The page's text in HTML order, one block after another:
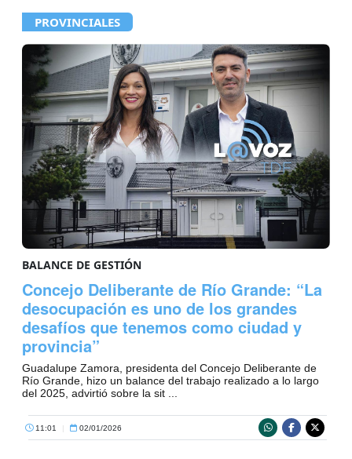
PROVINCIALES
BALANCE DE GESTIÓN
Concejo Deliberante de Río Grande: “La
desocupación es uno de los grandes
desafíos que tenemos como ciudad y
provincia”
Guadalupe Zamora, presidenta del Concejo Deliberante de
Río Grande, hizo un balance del trabajo realizado a lo largo
del 2025, advirtió sobre la sit ...
11:01 | 02/01/2026